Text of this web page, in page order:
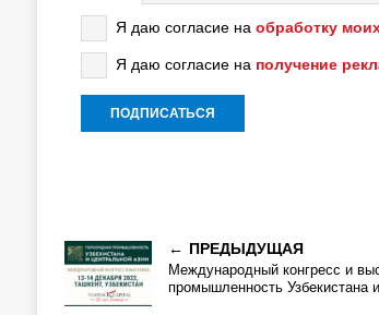
Я даю согласие на обработку
Я даю согласие на получение
ПРЕДЫДУЩАЯ
Международный конгресс и
промышленность Узбекистана